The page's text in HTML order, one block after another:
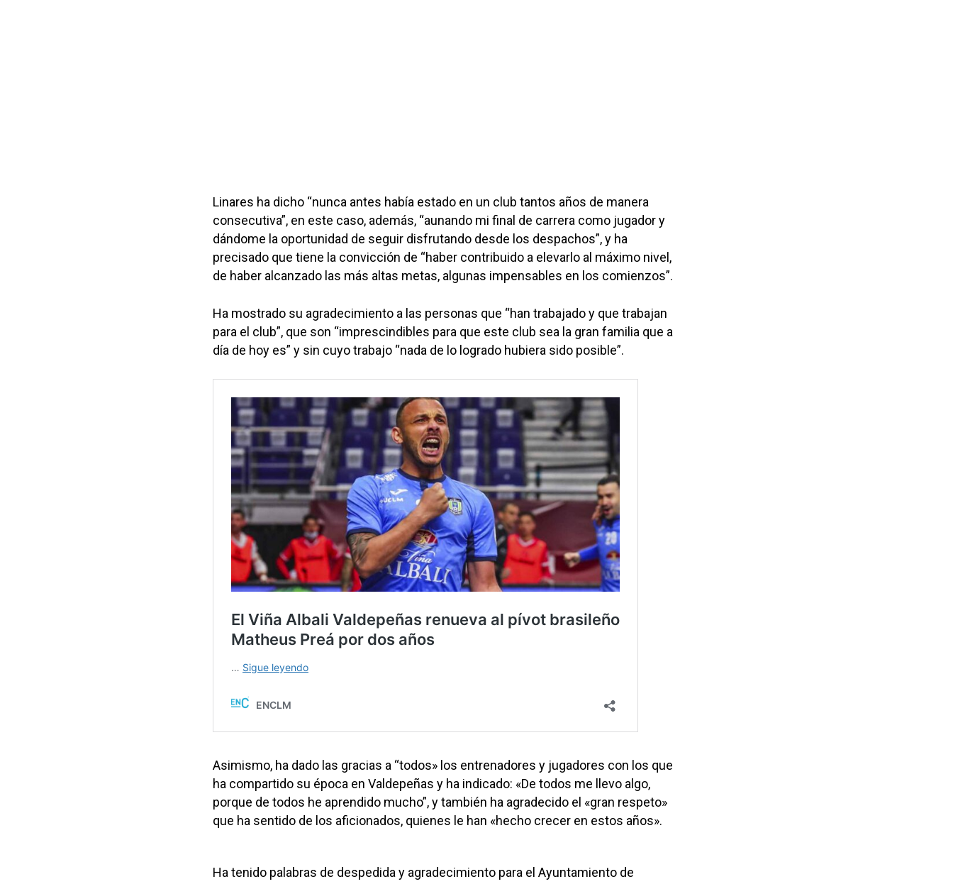
Linares ha dicho “nunca antes había estado en un club tantos años de manera
consecutiva”, en este caso, además, “aunando mi final de carrera como jugador y
dándome la oportunidad de seguir disfrutando desde los despachos”, y ha
precisado que tiene la convicción de “haber contribuido a elevarlo al máximo nivel,
de haber alcanzado las más altas metas, algunas impensables en los comienzos”.
Ha mostrado su agradecimiento a las personas que “han trabajado y que trabajan
para el club”, que son “imprescindibles para que este club sea la gran familia que a
día de hoy es” y sin cuyo trabajo “nada de lo logrado hubiera sido posible”.
Asimismo, ha dado las gracias a “todos» los entrenadores y jugadores con los que
ha compartido su época en Valdepeñas y ha indicado: «De todos me llevo algo,
porque de todos he aprendido mucho”, y también ha agradecido el «gran respeto»
que ha sentido de los aficionados, quienes le han «hecho crecer en estos años».
Ha tenido palabras de despedida y agradecimiento para el Ayuntamiento de